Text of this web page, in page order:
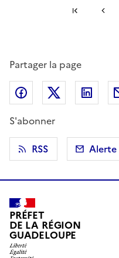
Partager la page
Partager surPartager
S'abonner
RSS
Alerte
PRÉFET
DE LA RÉGION
GUADELOUPE